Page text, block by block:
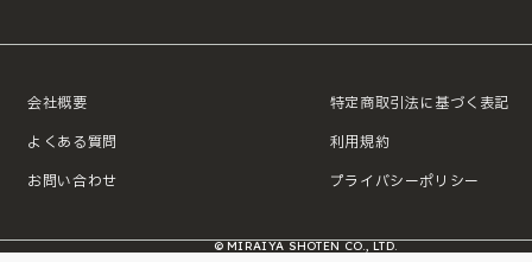
会社概要
よくある質問
お問い合わせ
特定商取引法に基づく表記
利用規約
プライバシーポリシー
© MIRAIYA SHOTEN CO., LTD.